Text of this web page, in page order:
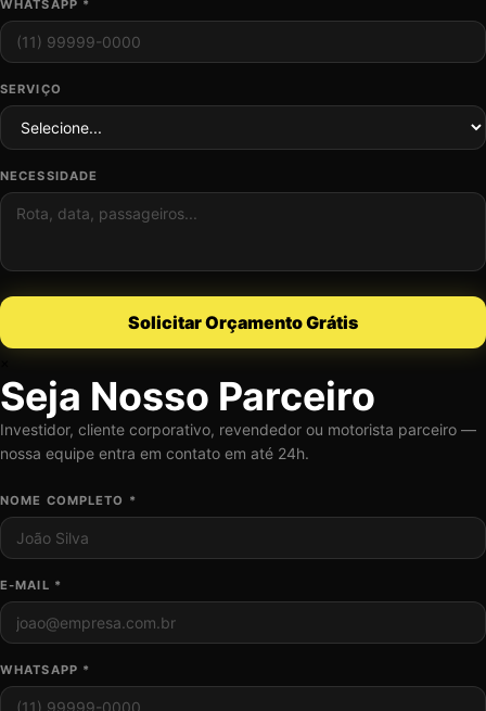
WHATSAPP *
SERVIÇO
NECESSIDADE
Solicitar Orçamento Grátis
Seja Nosso Parceiro
Investidor, cliente corporativo, revendedor ou motorista parceiro —
nossa equipe entra em contato em até 24h.
NOME COMPLETO *
E-MAIL *
WHATSAPP *